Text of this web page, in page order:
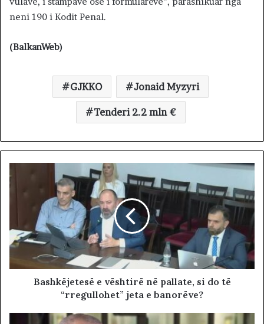
neni 190 i Kodit Penal.
(BalkanWeb)
GJKKO Jonaid Myzyri
Tenderi 2.2 mln €
Bashkëjetesë e vështirë në pallate, si do të
“rregullohet” jeta e banorëve?